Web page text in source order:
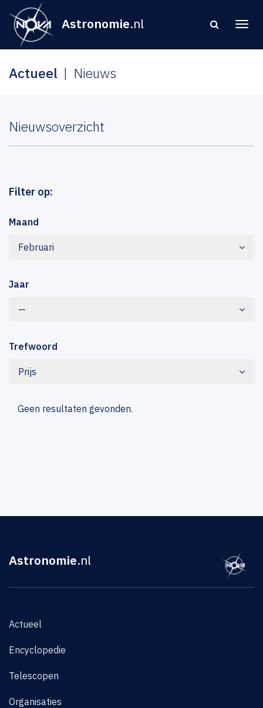
Astronomie.nl
Actueel Nieuws
Nieuwsoverzicht
Filter op:
Maand
Februari
Jaar
—
Trefwoord
Prijs
Geen resultaten gevonden.
Astronomie.nl
Actueel
Encyclopedie
Telescopen
Organisaties